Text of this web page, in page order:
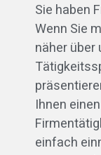
Sie haben
Wenn Sie
näher
Ihnen
einfach